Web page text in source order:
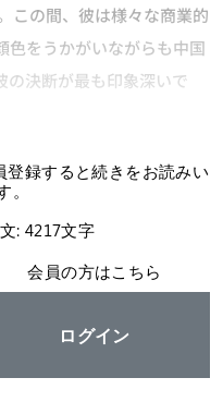
この間、彼は様々な商業的
色をうかがいながらも中国
の決断が最も印象深いで
登録すると続きをお読みい
。
: 4217文字
会員の方はこちら
ログイン